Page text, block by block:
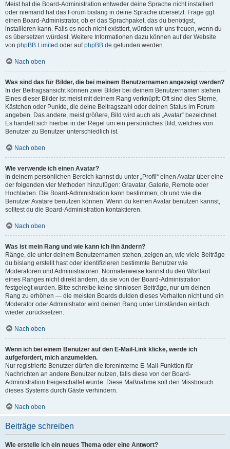
Meist hat die Board-Administration entweder deine Sprache nicht installiert
oder niemand hat das Forum bislang in deine Sprache übersetzt. Frage ggf.
einen Board-Administrator, ob er das Sprachpaket, das du benötigst,
installieren kann. Falls es noch nicht existiert, würden wir uns freuen, wenn du
es übersetzen würdest. Weitere Informationen dazu können auf der Website
von phpBB Limited oder aufphpBB.de gefunden werden.
Nach oben
Was sind das für Bilder, die bei meinem Benutzernamen angezeigt werden?
In der Beitragsansicht können zwei Bilder bei deinem Benutzernamen stehen.
Eines dieser Bilder ist meist mit deinem Rang verknüpft: Oft sind dies Sterne,
Kästchen oder Punkte, die deine Beitragszahl oder deinen Status im Forum
angeben. Das andere, meist größere, Bild wird auch als „Avatar“ bezeichnet.
Es handelt sich hierbei in der Regel um ein persönliches Bild, welches von
Benutzer zu Benutzer unterschiedlich ist.
Nach oben
Wie verwende ich einen Avatar?
In deinem persönlichen Bereich kannst du unter „Profil“ einen Avatar über eine
der folgenden vier Methoden hinzufügen: Gravatar, Galerie, Remote oder
Hochladen. Die Board-Administration kann bestimmen, ob und wie die
Benutzer Avatare benutzen können. Wenn du keinen Avatar benutzen kannst,
solltest du die Board-Administration kontaktieren.
Nach oben
Was ist mein Rang und wie kann ich ihn ändern?
Ränge, die unter deinem Benutzernamen stehen, zeigen an, wie viele Beiträge
du bislang erstellt hast oder identifizieren bestimmte Benutzer wie
Moderatoren und Administratoren. Normalerweise kannst du den Wortlaut
eines Ranges nicht direkt ändern, da sie von der Board-Administration
festgelegt wurden. Bitte schreibe keine sinnlosen Beiträge, nur um deinen
Rang zu erhöhen — die meisten Boards dulden dieses Verhalten nicht und ein
Moderator oder Administrator wird deinen Rang unter Umständen einfach
wieder zurücksetzen.
Nach oben
Wenn ich bei einem Benutzer auf den E-Mail-Link klicke, werde ich
aufgefordert, mich anzumelden.
Nur registrierte Benutzer dürfen die foreninterne E-Mail-Funktion für
Nachrichten an andere Benutzer nutzen, falls diese von der Board-
Administration freigeschaltet wurde. Diese Maßnahme soll den Missbrauch
dieses Systems durch Gäste verhindern.
Nach oben
Beiträge schreiben
Wie erstelle ich ein neues Thema oder eine Antwort?